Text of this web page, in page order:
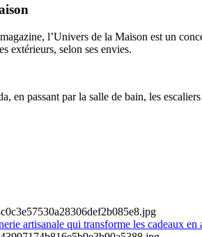
l’Univers de la Maison est un
extérieurs, selon ses envies.
en passant par la salle de bain, les
artisanale qui transforme les cadeaux en